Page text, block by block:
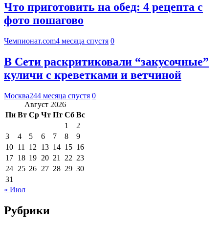
Что приготовить на обед: 4 рецепта с
фото пошагово
Чемпионат.com4 месяца спустя 0
В Сети раскритиковали “закусочные”
куличи с креветками и ветчиной
Москва244 месяца спустя 0
Август 2026
Пн Вт Ср Чт Пт Сб Вс
1
2
3
4 5 6 7 8
9
10 11 12 13 14 15 16
17 18 19 20 21 22 23
24 25 26 27 28 29 30
31
« Июл
Рубрики